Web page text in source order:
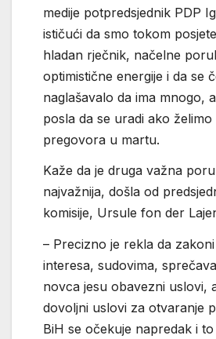
medije potpredsjednik PDP
ističući da smo tokom
hladan rječnik, načelne
optimistične energije i da se
naglašavalo da ima mnogo,
posla da se uradi ako
pregovora u martu.
Kaže da je druga važna
najvažnija, došla od
komisije, Ursule fon der
– Precizno je rekla da
interesa, sudovima,
novca jesu obavezni uslovi,
dovoljni uslovi za otvaranje
BiH se očekuje napredak i